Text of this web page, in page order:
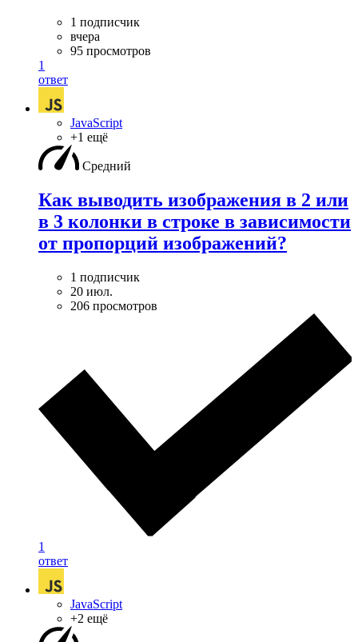
1 подписчик
вчера
95 просмотров
1
ответ
JavaScript
+1 ещё
Средний
Как выводить изображения в 2 или
в 3 колонки в строке в зависимости
от пропорций изображений?
1 подписчик
20 июл.
206 просмотров
1
ответ
JavaScript
+2 ещё